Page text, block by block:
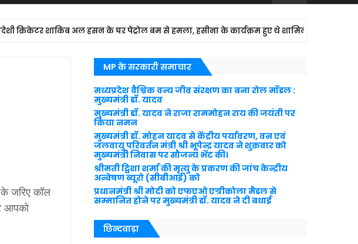
शाकिब अल हसन के घर पेट्रोल बम से हमला, हसीना के कार्यक्रम हुए थे शामिल
जरिए कॉल
आपको
MP के सरकारी समाचार
मध्यप्रदेश वैश्विक वन्य जीव संरक्षण का बना रोल मॉडल :
मुख्यमंत्री डॉ. यादव
मुख्यमंत्री डॉ. यादव ने राजा राममोहन राय की जयंती पर
किया नमन
मुख्यमंत्री डॉ. मोहन यादव से केंद्रीय पर्यावरण, वन एवं
जलवायु परिवर्तन मंत्री श्री भूपेन्द्र यादव ने शुक्रवार को
मुख्यमंत्री निवास पर सौजन्य भेंट की।
श्रीमती ट्विशा शर्मा की मृत्यु के प्रकरण की जांच केन्द्रीय
अन्वेषण ब्यूरो (सीबीआई) को
प्रधानमंत्री श्री मोदी को एफएओ एग्रीकोला मैडल से
सम्मानित होने पर मुख्यमंत्री डॉ. यादव ने दी बधाई
छिन्दवाड़ा